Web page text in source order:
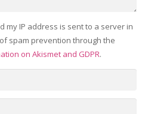
my IP address is sent to a server in
spam prevention through the
on Akismet and GDPR.